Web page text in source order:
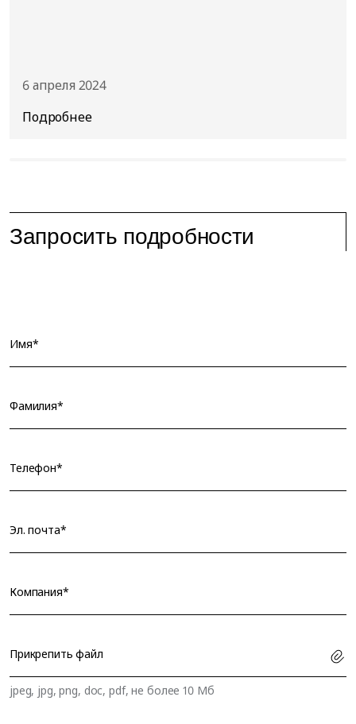
6 апреля 2024
Запросить подробности
Имя*
Фамилия*
Телефон*
Эл. почта*
Компания*
Прикрепить файл
jpeg, jpg, png, doc, pdf, не более 10 Мб